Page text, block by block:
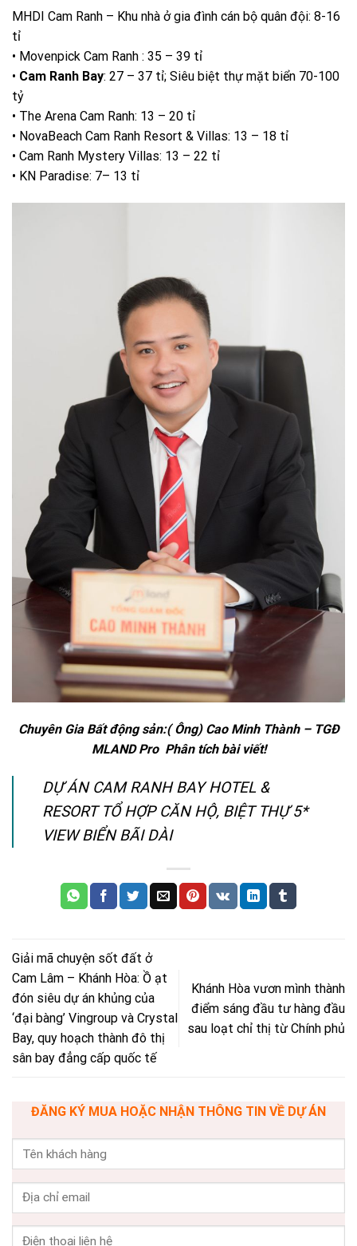
MHDI Cam Ranh – Khu nhà ở gia đình cán bộ quân đội: 8-16
tỉ
• Movenpick Cam Ranh : 35 – 39 tỉ
• Cam Ranh Bay: 27 – 37 tỉ; Siêu biệt thự mặt biển 70-100
tỷ
• The Arena Cam Ranh: 13 – 20 tỉ
• NovaBeach Cam Ranh Resort & Villas: 13 – 18 tỉ
• Cam Ranh Mystery Villas: 13 – 22 tỉ
• KN Paradise: 7– 13 tỉ
Chuyên Gia Bất động sản:( Ông) Cao Minh Thành – TGĐ
MLAND ProPhân tích bài viết!
DỰ ÁN CAM RANH BAY HOTEL &
RESORT TỔ HỢP CĂN HỘ, BIỆT THỰ 5*
VIEW BIỂN BÃI DÀI
Giải mã chuyện sốt đất ở
Cam Lâm – Khánh Hòa: Ồ ạt
đón siêu dự án khủng của
‘đại bàng’ Vingroup và Crystal
Bay, quy hoạch thành đô thị
sân bay đẳng cấp quốc tế
Khánh Hòa vươn mình thành
điểm sáng đầu tư hàng đầu
sau loạt chỉ thị từ Chính phủ
ĐĂNG KÝ MUA HOẶC NHẬN THÔNG TIN VỀ DỰ ÁN